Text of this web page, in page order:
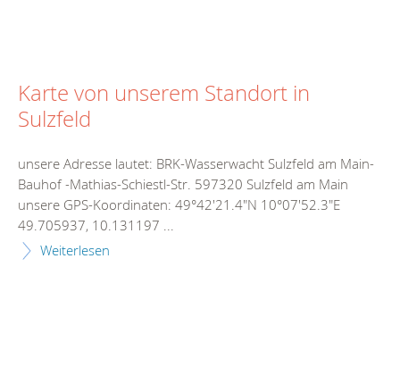
Karte von unserem Standort in
Sulzfeld
unsere Adresse lautet: BRK-Wasserwacht Sulzfeld am Main-
Bauhof -Mathias-Schiestl-Str. 597320 Sulzfeld am Main
unsere GPS-Koordinaten: 49°42'21.4"N 10°07'52.3"E
49.705937, 10.131197 ...
Weiterlesen